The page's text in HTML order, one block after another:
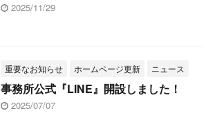
2025/11/29
重要なお知らせ ホームページ更新 ニュース
事務所公式『LINE』開設しました！
2025/07/07